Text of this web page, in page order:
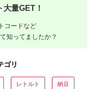
量GET！
コードなど
知ってましたか？
ゴリ
レトルト 納豆